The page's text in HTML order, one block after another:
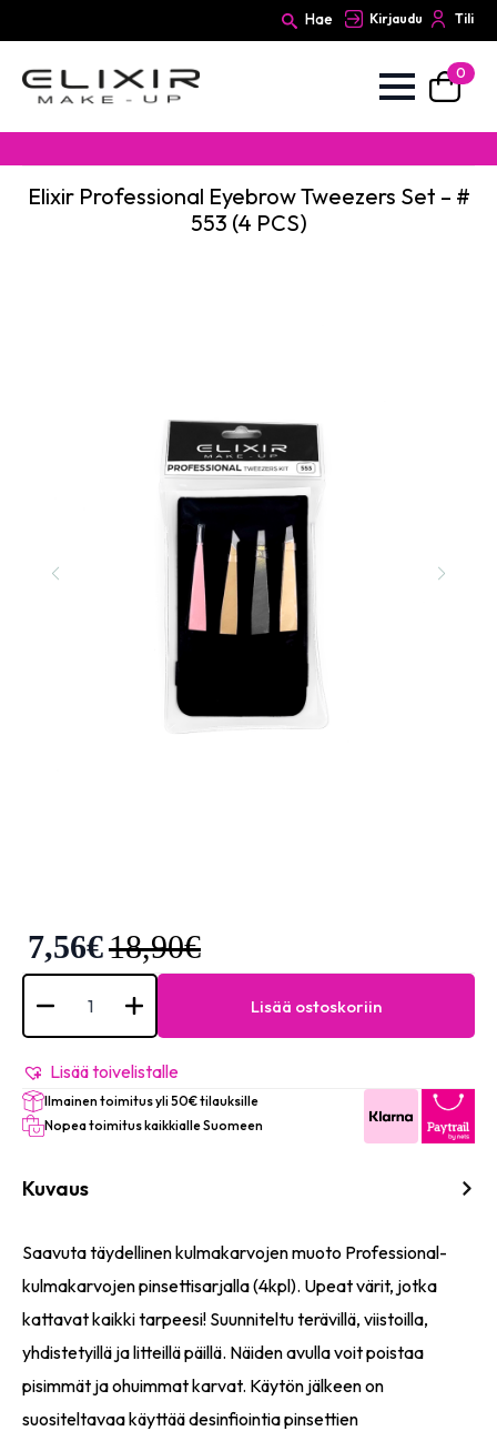
Hae Kirjaudu Tili
0
Elixir Professional Eyebrow Tweezers Set – #
553 (4 PCS)
18,90€
7,56€
Elixir
Professional
Eyebrow
Tweezers
-
#
553
(4
PCS)
Lisää ostoskoriin
Lisää toivelistalle
Ilmainen toimitus yli 50€ tilauksille
Nopea toimitus kaikkialle Suomeen
Kuvaus
Saavuta täydellinen kulmakarvojen muoto Professional-
kulmakarvojen pinsettisarjalla (4kpl). Upeat värit, jotka
kattavat kaikki tarpeesi! Suunniteltu terävillä, viistoilla,
yhdistetyillä ja litteillä päillä. Näiden avulla voit poistaa
pisimmät ja ohuimmat karvat. Käytön jälkeen on
suositeltavaa käyttää desinfiointia pinsettien